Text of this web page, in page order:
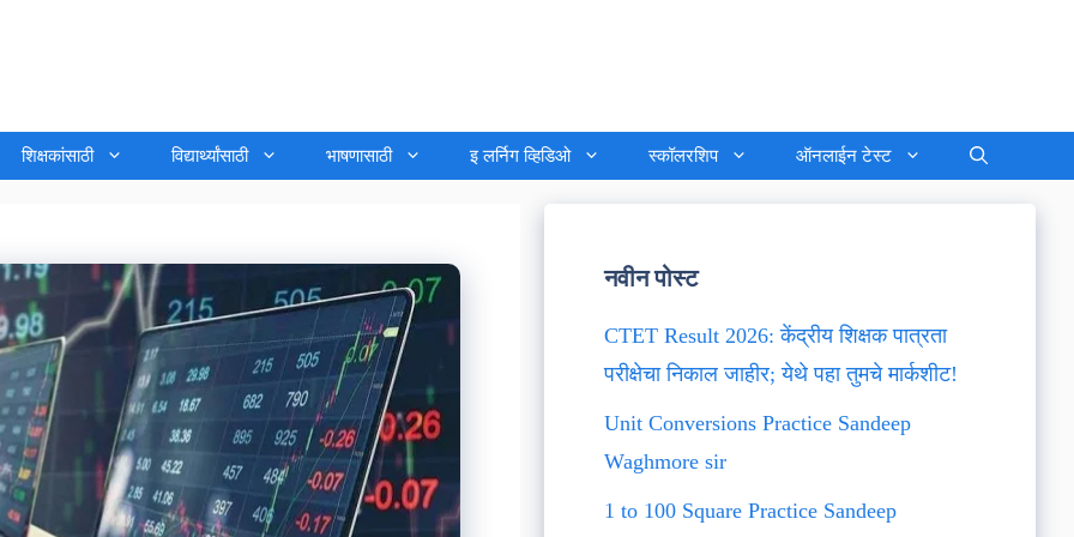
शिक्षकांसाठी विद्यार्थ्यांसाठी भाषणासाठी इ लर्निग व्हिडिओ स्कॉलरशिप ऑनलाईन टेस्ट
नवीन पोस्ट
CTET Result 2026: केंद्रीय शिक्षक पात्रता
परीक्षेचा निकाल जाहीर; येथे पहा तुमचे मार्कशीट!
Unit Conversions Practice Sandeep
Waghmore sir
1 to 100 Square Practice Sandeep